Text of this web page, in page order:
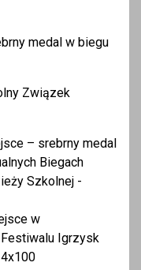
medal w biegu
Związek
– srebrny medal
Biegach
Szkolnej -
w
Igrzysk